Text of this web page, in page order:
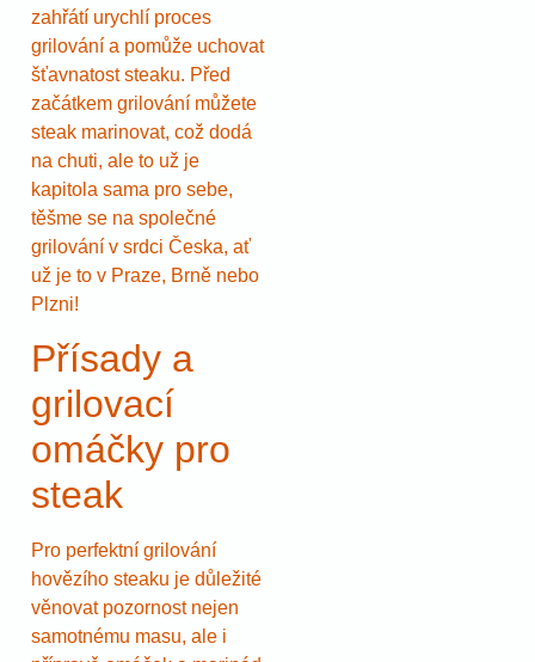
zahřátí urychlí proces
grilování a pomůže uchovat
šťavnatost steaku. Před
začátkem grilování můžete
steak marinovat, což dodá
na chuti, ale to už je
kapitola sama pro sebe,
těšme se na společné
grilování v srdci Česka, ať
už je to v Praze, Brně nebo
Plzni!
Přísady a
grilovací
omáčky pro
steak
Pro perfektní grilování
hovězího steaku je důležité
věnovat pozornost nejen
samotnému masu, ale i